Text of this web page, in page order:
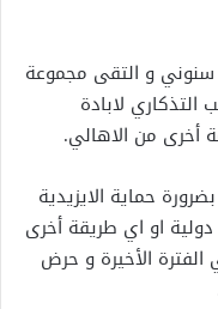
سنوني و التقى مجموعة
التذكاري لابادة
أخرى من الاهالي.
حماية الايزيدية
او اي طريقة أخرى
الأخيرة و حرض